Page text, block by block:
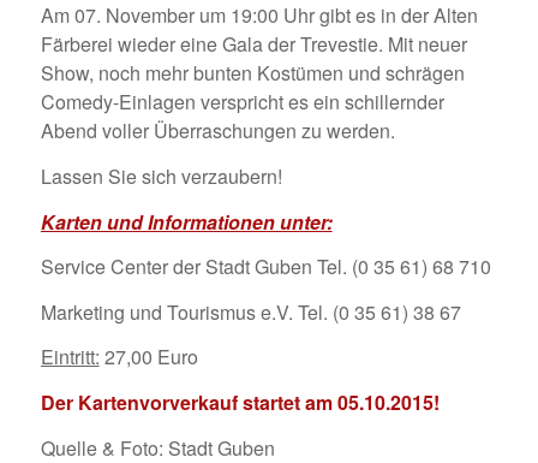
Am 07. November um 19:00 Uhr gibt es in der Alten
Färberei wieder eine Gala der Trevestie. Mit neuer
Show, noch mehr bunten Kostümen und schrägen
Comedy-Einlagen verspricht es ein schillernder
Abend voller Überraschungen zu werden.
Lassen Sie sich verzaubern!
Karten und Informationen unter:
Service Center der Stadt Guben Tel. (0 35 61) 68 710
Marketing und Tourismus e.V. Tel. (0 35 61) 38 67
Eintritt: 27,00 Euro
Der Kartenvorverkauf startet am 05.10.2015!
Quelle & Foto: Stadt Guben